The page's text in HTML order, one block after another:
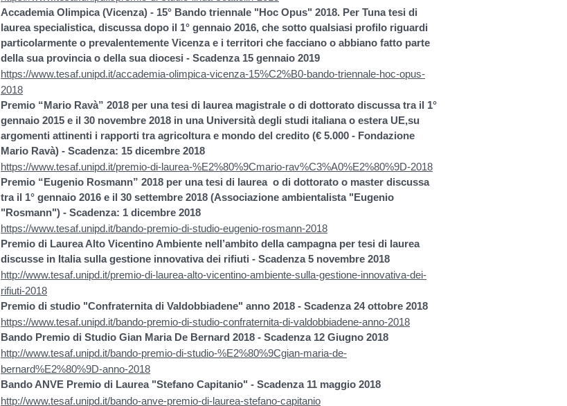
Accademia Olimpica (Vicenza) - 15° Bando triennale "Hoc Opus" 2018. Per Tuna tesi di
laurea specialistica, discussa dopo il 1° gennaio 2016, che sotto qualsiasi profilo riguardi
particolarmente o prevalentemente Vicenza e i territori che facciano o abbiano fatto parte
della sua provincia o della sua diocesi - Scadenza 15 gennaio 2019
https://www.tesaf.unipd.it/accademia-olimpica-vicenza-15%C2%B0-bando-triennale-hoc-opus-
2018
Premio “Mario Ravà” 2018 per una tesi di laurea magistrale o di dottorato discussa tra il 1°
gennaio 2015 e il 30 novembre 2018 in una Università degli studi italiana o estera UE,su
argomenti attinenti i rapporti tra agricoltura e mondo del credito (€ 5.000 - Fondazione
Mario Ravà) - Scadenza: 15 dicembre 2018
https://www.tesaf.unipd.it/premio-di-laurea-%E2%80%9Cmario-rav%C3%A0%E2%80%9D-2018
Premio “Eugenio Rosmann” 2018 per una tesi di laurea o di dottorato o master discussa
tra il 1° gennaio 2016 e il 30 settembre 2018 (Associazione ambientalista "Eugenio
"Rosmann") - Scadenza: 1 dicembre 2018
https://www.tesaf.unipd.it/bando-premio-di-studio-eugenio-rosmann-2018
Premio di Laurea Alto Vicentino Ambiente nell’ambito della campagna per tesi di laurea
discusse in Italia sulla gestione innovativa dei rifiuti - Scadenza 5 novembre 2018
http://www.tesaf.unipd.it/premio-di-laurea-alto-vicentino-ambiente-sulla-gestione-innovativa-dei-
rifiuti-2018
Premio di studio "Confraternita di Valdobbiadene" anno 2018 - Scadenza 24 ottobre 2018
https://www.tesaf.unipd.it/bando-premio-di-studio-confraternita-di-valdobbiadene-anno-2018
Bando Premio di Studio Gian Maria De Bernard 2018 - Scadenza 12 Giugno 2018
http://www.tesaf.unipd.it/bando-premio-di-studio-%E2%80%9Cgian-maria-de-
bernard%E2%80%9D-anno-2018
Bando ANVE Premio di Laurea "Stefano Capitanio" - Scadenza 11 maggio 2018
http://www.tesaf.unipd.it/bando-anve-premio-di-laurea-stefano-capitanio